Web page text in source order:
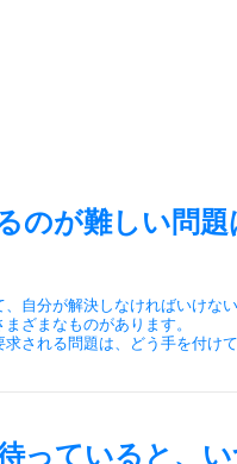
のが難しい問
自分が解決しなければいけな
ざまなものがあります。
される問題は、どう手を付け
っていると、